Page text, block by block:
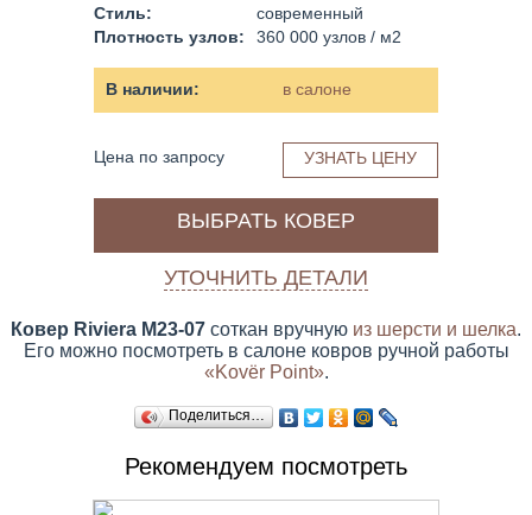
Стиль:
современный
Плотность узлов:
360 000 узлов / м2
В наличии: в салоне
Цена по запросу УЗНАТЬ ЦЕНУ
ВЫБРАТЬ КОВЕР
УТОЧНИТЬ ДЕТАЛИ
Ковер Riviera M23-07 соткан вручную из шерсти и шелка.
Его можно посмотреть в салоне ковров ручной работы
«Kovёr Point».
Поделиться…
Рекомендуем посмотреть